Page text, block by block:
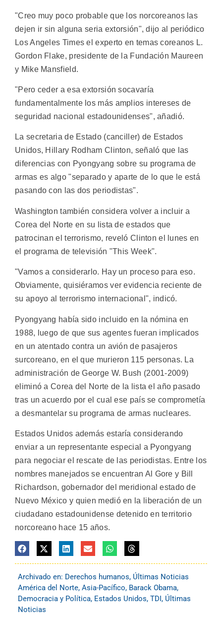
"Creo muy poco probable que los norcoreanos las
dejen ir sin alguna seria extorsión", dijo al periódico
Los Angeles Times el experto en temas coreanos L.
Gordon Flake, presidente de la Fundación Maureen
y Mike Mansfield.
"Pero ceder a esa extorsión socavaría
fundamentalmente los más amplios intereses de
seguridad nacional estadounidenses", añadió.
La secretaria de Estado (canciller) de Estados
Unidos, Hillary Rodham Clinton, señaló que las
diferencias con Pyongyang sobre su programa de
armas es algo "separado y aparte de lo que le está
pasando con las dos periodistas".
Washington también considera volver a incluir a
Corea del Norte en su lista de estados que
patrocinan el terrorismo, reveló Clinton el lunes en
el programa de televisión "This Week".
"Vamos a considerarlo. Hay un proceso para eso.
Obviamente, quisiéramos ver evidencia reciente de
su apoyo al terrorismo internacional", indicó.
Pyongyang había sido incluido en la nómina en
1988, luego de que sus agentes fueran implicados
en un atentado contra un avión de pasajeros
surcoreano, en el que murieron 115 personas. La
administración de George W. Bush (2001-2009)
eliminó a Corea del Norte de la lista el año pasado
tras un acuerdo por el cual ese país se comprometía
a desmantelar su programa de armas nucleares.
Estados Unidos además estaría considerando
enviar a un representante especial a Pyongyang
para negociar el rescate de las periodistas. Entre los
nombres manejados se encuentran Al Gore y Bill
Richardson, gobernador del meridional estado de
Nuevo México y quien medió en la liberación de un
ciudadano estadounidense detenido en territorio
norcoreano hace 15 años.
Archivado en: Derechos humanos, Últimas Noticias
América del Norte, Asia-Pacífico, Barack Obama,
Democracia y Política, Estados Unidos, TDI, Últimas
Noticias